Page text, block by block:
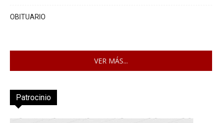
OBITUARIO
VER MÁS...
Patrocinio